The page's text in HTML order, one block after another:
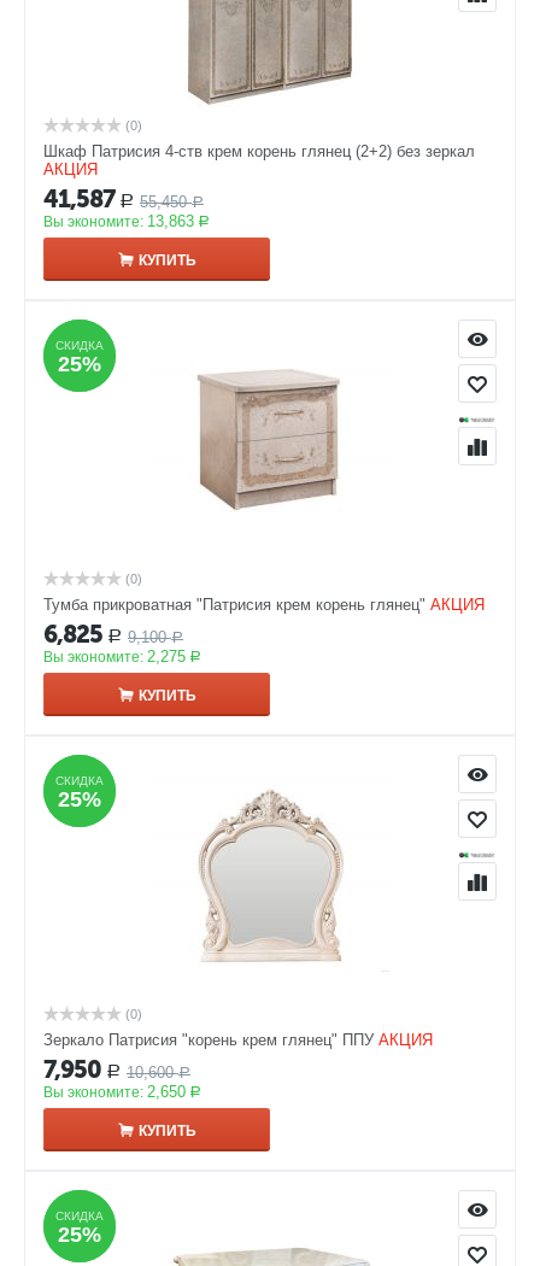
(0)
Шкаф Патрисия 4-ств крем корень глянец (2+2) без зеркал
АКЦИЯ
41,587 Р 55,450 Р
Вы экономите: 13,863 Р
КУПИТЬ
СКИДКА
25%
СКИДКА
25%
(0)
Тумба прикроватная "Патрисия крем корень глянец" АКЦИЯ
6,825 Р 9,100 Р
Вы экономите: 2,275 Р
КУПИТЬ
СКИДКА
25%
СКИДКА
25%
(0)
Зеркало Патрисия "корень крем глянец" ППУ АКЦИЯ
7,950 Р 10,600 Р
Вы экономите: 2,650 Р
КУПИТЬ
СКИДКА
25%
СКИДКА
25%